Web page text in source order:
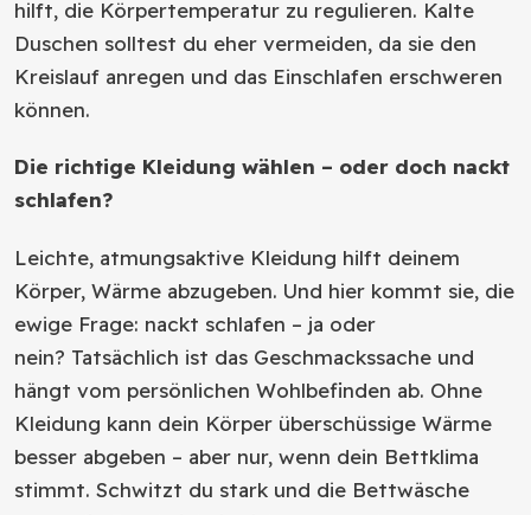
hilft, die Körpertemperatur zu regulieren. Kalte
Duschen solltest du eher vermeiden, da sie den
Kreislauf anregen und das Einschlafen erschweren
können.
Die richtige Kleidung wählen – oder doch nackt
schlafen?
Leichte, atmungsaktive Kleidung hilft deinem
Körper, Wärme abzugeben. Und hier kommt sie, die
ewige Frage: nackt schlafen – ja oder
nein? Tatsächlich ist das Geschmackssache und
hängt vom persönlichen Wohlbefinden ab. Ohne
Kleidung kann dein Körper überschüssige Wärme
besser abgeben – aber nur, wenn dein Bettklima
stimmt. Schwitzt du stark und die Bettwäsche